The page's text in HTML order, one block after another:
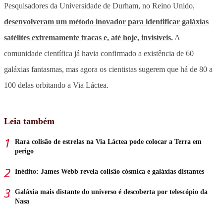
Pesquisadores da Universidade de Durham, no Reino Unido,
desenvolveram um método inovador para identificar galáxias
satélites extremamente fracas e, até hoje, invisíveis. A
comunidade científica já havia confirmado a existência de 60
galáxias fantasmas, mas agora os cientistas sugerem que há de 80 a
100 delas orbitando a Via Láctea.
Leia também
Rara colisão de estrelas na Via Láctea pode colocar a Terra em
perigo
Inédito: James Webb revela colisão cósmica e galáxias distantes
Galáxia mais distante do universo é descoberta por telescópio da
Nasa